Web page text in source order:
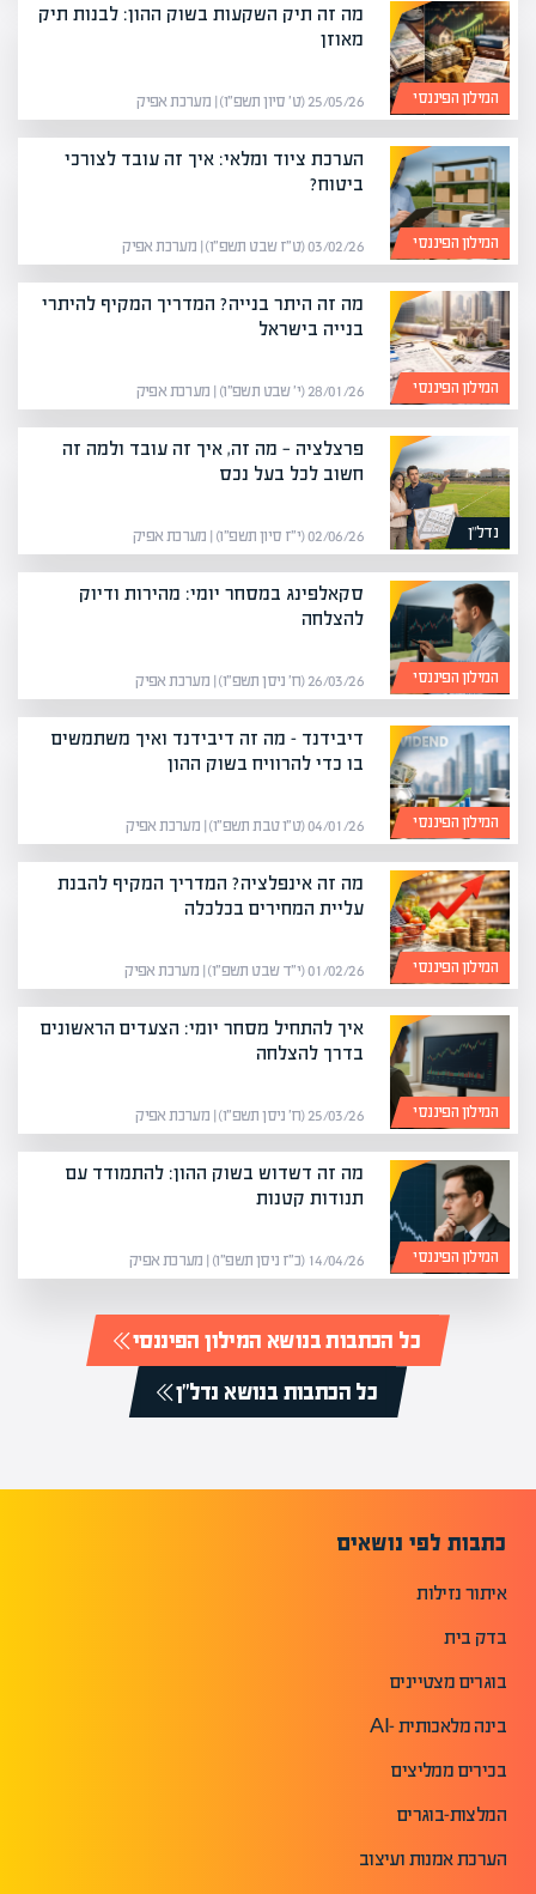
המילון הפיננסי
מה זה תיק השקעות בשוק ההון: לבנות תיק
מאוזן
25/05/26 (ט׳ סיון תשפ״ו) | מערכת אפיק
המילון הפיננסי
הערכת ציוד ומלאי: איך זה עובד לצורכי
ביטוח?
03/02/26 (ט״ז שבט תשפ״ו) | מערכת אפיק
המילון הפיננסי
מה זה היתר בנייה? המדריך המקיף להיתרי
בנייה בישראל
28/01/26 (י׳ שבט תשפ״ו) | מערכת אפיק
נדל"ן
פרצלציה — מה זה, איך זה עובד ולמה זה
חשוב לכל בעל נכס
02/06/26 (י״ז סיון תשפ״ו) | מערכת אפיק
המילון הפיננסי
סקאלפינג במסחר יומי: מהירות ודיוק
להצלחה
26/03/26 (ח׳ ניסן תשפ״ו) | מערכת אפיק
המילון הפיננסי
דיבידנד – מה זה דיבידנד ואיך משתמשים
בו כדי להרוויח בשוק ההון
04/01/26 (ט״ו טבת תשפ״ו) | מערכת אפיק
המילון הפיננסי
מה זה אינפלציה? המדריך המקיף להבנת
עליית המחירים בכלכלה
01/02/26 (י״ד שבט תשפ״ו) | מערכת אפיק
המילון הפיננסי
איך להתחיל מסחר יומי: הצעדים הראשונים
בדרך להצלחה
25/03/26 (ח׳ ניסן תשפ״ו) | מערכת אפיק
המילון הפיננסי
מה זה דשדוש בשוק ההון: להתמודד עם
תנודות קטנות
14/04/26 (כ״ז ניסן תשפ״ו) | מערכת אפיק
כל הכתבות בנושא המילון הפיננסי
כל הכתבות בנושא נדל"ן
כתבות לפי נושאים
איתור נזילות
בדק בית
בוגרים מצטיינים
בינה מלאכותית -AI
בכירים ממליצים
המלצות-בוגרים
הערכת אמנות ועיצוב